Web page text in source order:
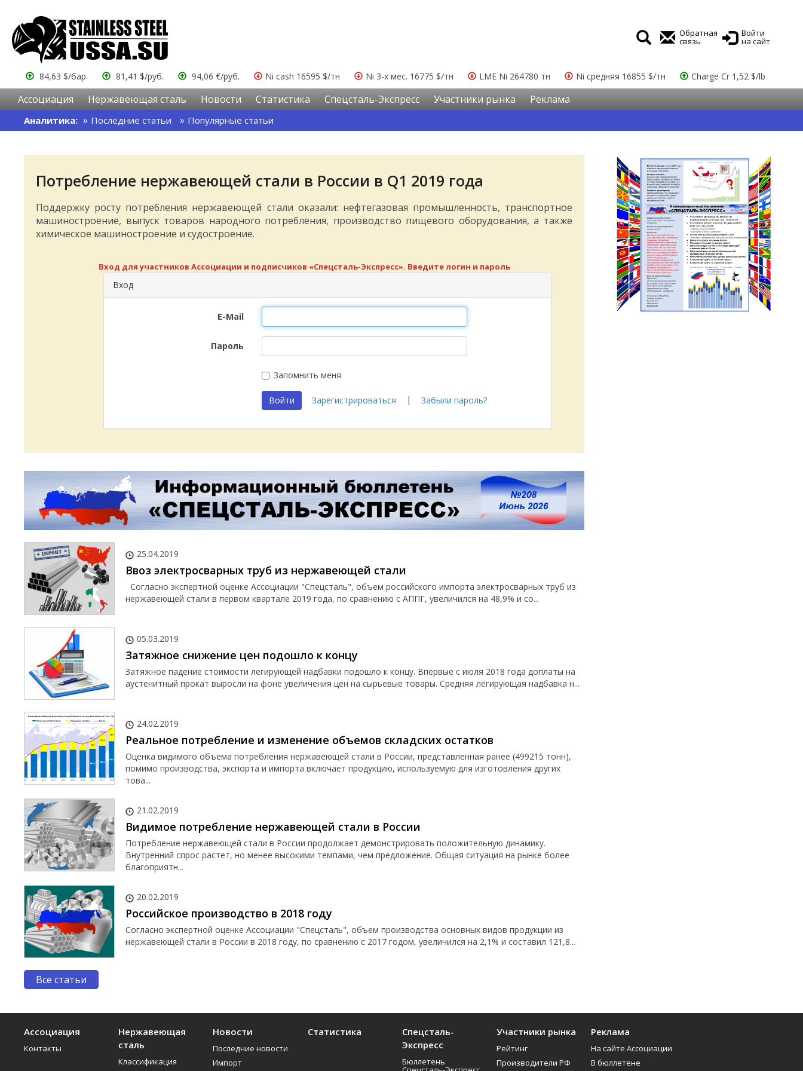
Обратная
связь
Войти
на сайт
84,63 $/бар. 81,41 $/руб. 94,06 €/руб. Ni cash 16595 $/тн Ni 3-х мес. 16775 $/тн LME Ni 264780 тн Ni средняя 16855 $/тн Charge Cr 1,52 $/lb
Ассоциация Нержавеющая сталь Новости Статистика Спецсталь-Экспресс Участники рынка Реклама
Аналитика: Последние статьи Популярные статьи
Потребление нержавеющей стали в России в Q1 2019 года
Поддержку росту потребления нержавеющей стали оказали: нефтегазовая промышленность, транспортное
машиностроение, выпуск товаров народного потребления, производство пищевого оборудования, а также
химическое машиностроение и судостроение.
Вход для участников Ассоциации и подписчиков «Спецсталь-Экспресс». Введите логин и пароль
Вход
E-Mail
Пароль
Запомнить меня
Войти Зарегистрироваться | Забыли пароль?
25.04.2019
Ввоз электросварных труб из нержавеющей стали
Согласно экспертной оценке Ассоциации "Спецсталь", объем российского импорта электросварных труб из
нержавеющей стали в первом квартале 2019 года, по сравнению с АППГ, увеличился на 48,9% и со...
05.03.2019
Затяжное снижение цен подошло к концу
Затяжное падение стоимости легирующей надбавки подошло к концу. Впервые с июля 2018 года доплаты на
аустенитный прокат выросли на фоне увеличения цен на сырьевые товары. Средняя легирующая надбавка н...
24.02.2019
Реальное потребление и изменение объемов складских остатков
Оценка видимого объема потребления нержавеющей стали в России, представленная ранее (499215 тонн),
помимо производства, экспорта и импорта включает продукцию, используемую для изготовления других
това...
21.02.2019
Видимое потребление нержавеющей стали в России
Потребление нержавеющей стали в России продолжает демонстрировать положительную динамику.
Внутренний спрос растет, но менее высокими темпами, чем предложение. Общая ситуация на рынке более
благоприятн...
20.02.2019
Российское производство в 2018 году
Согласно экспертной оценке Ассоциации "Спецсталь", объем производства основных видов продукции из
нержавеющей стали в России в 2018 году, по сравнению с 2017 годом, увеличился на 2,1% и составил 121,8...
Все статьи
Ассоциация
Контакты
Нержавеющая
сталь
Классификация
Новости
Последние новости
Импорт
Статистика
Спецсталь-
Экспресс
Бюллетень
Участники рынка
Рейтинг
Производители РФ
Реклама
На сайте Ассоциации
В бюллетене